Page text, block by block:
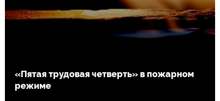
«Пятая трудовая четверть» в пожарном
режиме